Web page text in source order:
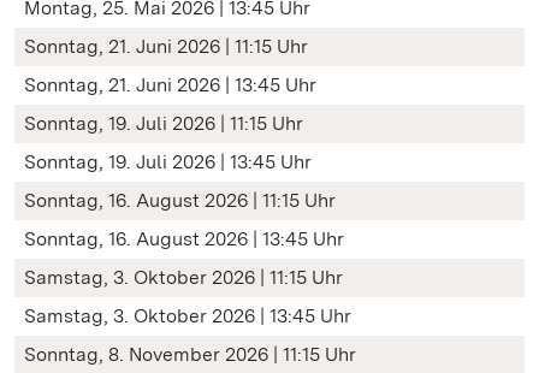
Montag, 25. Mai 2026 | 13:45 Uhr
Sonntag, 21. Juni 2026 | 11:15 Uhr
Sonntag, 21. Juni 2026 | 13:45 Uhr
Sonntag, 19. Juli 2026 | 11:15 Uhr
Sonntag, 19. Juli 2026 | 13:45 Uhr
Sonntag, 16. August 2026 | 11:15 Uhr
Sonntag, 16. August 2026 | 13:45 Uhr
Samstag, 3. Oktober 2026 | 11:15 Uhr
Samstag, 3. Oktober 2026 | 13:45 Uhr
Sonntag, 8. November 2026 | 11:15 Uhr